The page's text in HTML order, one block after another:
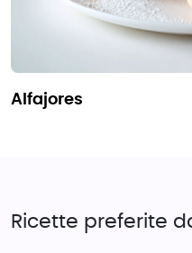
alfajores
Ricette preferite